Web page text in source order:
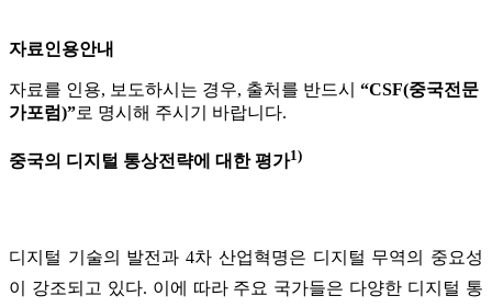
자료인용안내
자료를 인용, 보도하시는 경우, 출처를 반드시 “CSF(중국전문
가포럼)”로 명시해 주시기 바랍니다.
중국의 디지털 통상전략에 대한 평가1)
디지털 기술의 발전과 4차 산업혁명은 디지털 무역의 중요성
이 강조되고 있다. 이에 따라 주요 국가들은 다양한 디지털 통